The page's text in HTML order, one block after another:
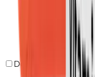
Dormir